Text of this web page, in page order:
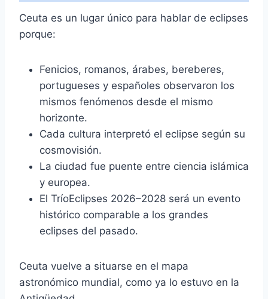
Ceuta es un lugar único para hablar de eclipses
porque:
Fenicios, romanos, árabes, bereberes,
portugueses y españoles observaron los
mismos fenómenos desde el mismo
horizonte.
Cada cultura interpretó el eclipse según su
cosmovisión.
La ciudad fue puente entre ciencia islámica
y europea.
El TríoEclipses 2026–2028 será un evento
histórico comparable a los grandes
eclipses del pasado.
Ceuta vuelve a situarse en el mapa
astronómico mundial, como ya lo estuvo en la